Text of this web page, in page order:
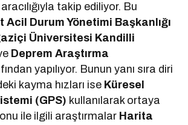
takip ediliyor. Bu
Acil Durum Yönetimi Başkanlığı
Üniversitesi Kandilli
Deprem Araştırma
yapılıyor. Bunun yanı sıra diri
kayma hızları ise Küresel
(GPS) kullanılarak ortaya
ile ilgili araştırmalar Harita